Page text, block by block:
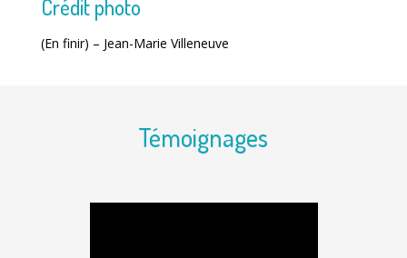
Crédit photo
(En finir) – Jean-Marie Villeneuve
Témoignages